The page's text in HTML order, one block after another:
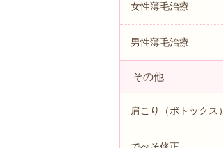
女性薄毛治療
男性薄毛治療
その他
肩こり（ボトックス）